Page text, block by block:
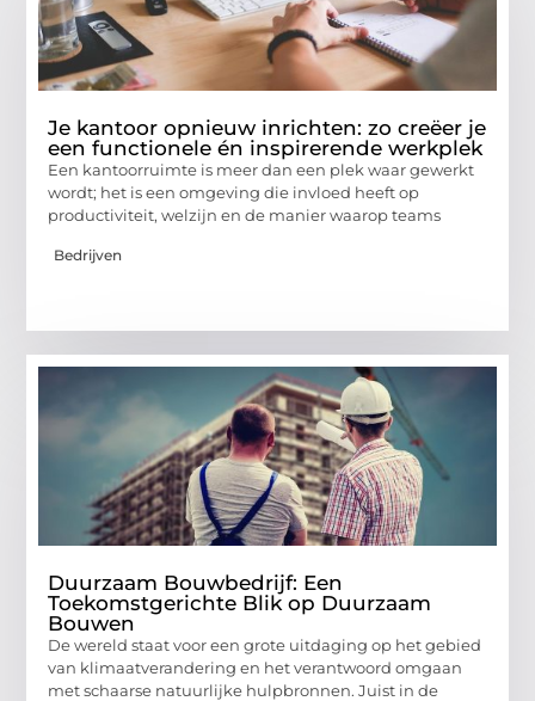
Je kantoor opnieuw inrichten: zo creëer je
een functionele én inspirerende werkplek
Een kantoorruimte is meer dan een plek waar gewerkt
wordt; het is een omgeving die invloed heeft op
productiviteit, welzijn en de manier waarop teams
Bedrijven
Duurzaam Bouwbedrijf: Een
Toekomstgerichte Blik op Duurzaam
Bouwen
De wereld staat voor een grote uitdaging op het gebied
van klimaatverandering en het verantwoord omgaan
met schaarse natuurlijke hulpbronnen. Juist in de